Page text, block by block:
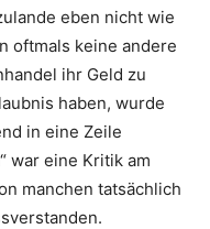
eben nicht wie
oftmals keine andere
ihr Geld zu
haben, wurde
in eine Zeile
“ war eine Kritik am
manchen tatsächlich